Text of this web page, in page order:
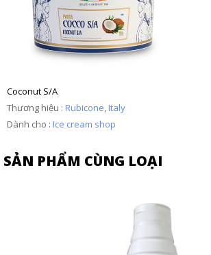
Coconut S/A
Thương hiệu : Rubicone, Italy
Dành cho : Ice cream shop
SẢN PHẨM CÙNG LOẠI